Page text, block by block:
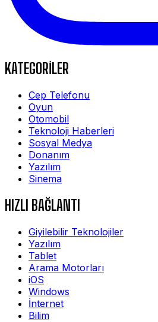
KATEGORİLER
Cep Telefonu
Oyun
Otomobil
Teknoloji Haberleri
Sosyal Medya
Donanım
Yazılım
Sinema
HIZLI BAĞLANTI
Giyilebilir Teknolojiler
Yazılım
Tablet
Arama Motorları
iOS
Windows
İnternet
Bilim